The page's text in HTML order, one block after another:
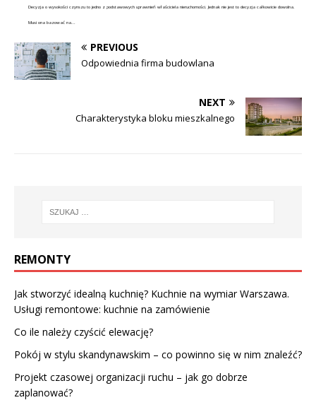
Decyzja o wysokości czynszu to jedno z podstawowych uprawnień właściciela nieruchomości. Jednak nie jest to decyzja całkowicie dowolna.
Musi ona bazować na...
PREVIOUS
Odpowiednia firma budowlana
NEXT
Charakterystyka bloku mieszkalnego
REMONTY
Jak stworzyć idealną kuchnię? Kuchnie na wymiar Warszawa.
Usługi remontowe: kuchnie na zamówienie
Co ile należy czyścić elewację?
Pokój w stylu skandynawskim – co powinno się w nim znaleźć?
Projekt czasowej organizacji ruchu – jak go dobrze
zaplanować?